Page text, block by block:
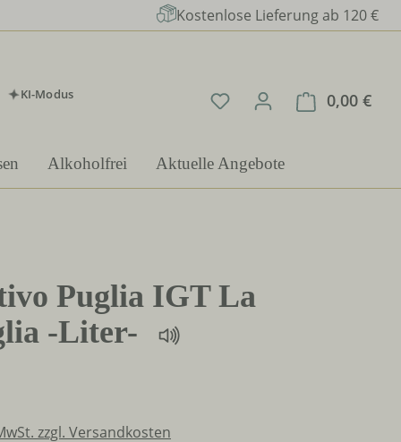
Kostenlose Lieferung ab 120 €
KI-Modus Du hast 0 Produkte auf
0,00 €
Alkoholfrei Aktuelle Angebote
Puglia IGT La
-Liter-
zzgl. Versandkosten